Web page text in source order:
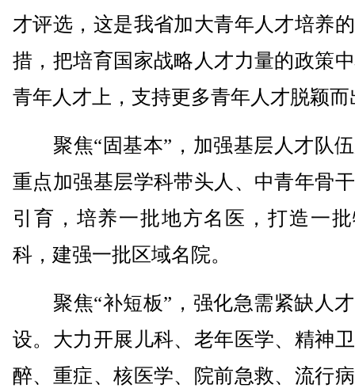
才评选，这是我省加大青年人才培养
措，把培育国家战略人才力量的政策
青年人才上，支持更多青年人才脱颖而
聚焦“固基本”，加强基层人才队
重点加强基层学科带头人、中青年骨
引育，培养一批地方名医，打造一
科，建强一批区域名院。
聚焦“补短板”，强化急需紧缺人
设。大力开展儿科、老年医学、精神
醉、重症、核医学、院前急救、流行